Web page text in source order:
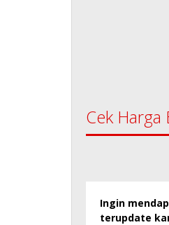
Cek Harga
Ingin
terupdate